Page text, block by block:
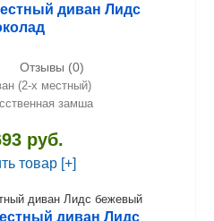
диван Лидс
Отзывы (0)
(2-х местный)
замша
руб.
товар [+]
диван Лидс